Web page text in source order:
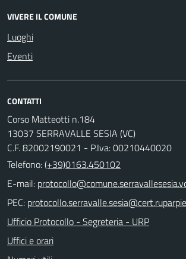
VIVERE IL COMUNE
Luoghi
Eventi
CONTATTI
Corso Matteotti n.184
13037 SERRAVALLE SESIA (VC)
C.F. 82002190021 - P.Iva: 00210440020
Telefono:(+39)0163.450102
E-mail:
PEC:
Ufficio Protocollo - Segreteria - URP
Uffici e orari